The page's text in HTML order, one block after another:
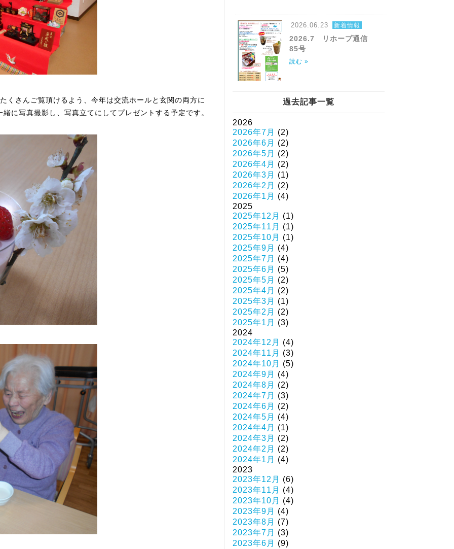
くさんご覧頂けるよう、今年は交流ホールと玄関の両方に
に写真撮影し、写真立てにしてプレゼントする予定です。
2026.06.23 新着情報
2026.7 リホープ通信
85号
読む »
過去記事一覧
2026
2026年7月
(2)
2026年6月
(2)
2026年5月
(2)
2026年4月
(2)
2026年3月
(1)
2026年2月
(2)
2026年1月
(4)
2025
2025年12月
(1)
2025年11月
(1)
2025年10月
(1)
2025年9月
(4)
2025年7月
(4)
2025年6月
(5)
2025年5月
(2)
2025年4月
(2)
2025年3月
(1)
2025年2月
(2)
2025年1月
(3)
2024
2024年12月
(4)
2024年11月
(3)
2024年10月
(5)
2024年9月
(4)
2024年8月
(2)
2024年7月
(3)
2024年6月
(2)
2024年5月
(4)
2024年4月
(1)
2024年3月
(2)
2024年2月
(2)
2024年1月
(4)
2023
2023年12月
(6)
2023年11月
(4)
2023年10月
(4)
2023年9月
(4)
2023年8月
(7)
2023年7月
(3)
2023年6月
(9)